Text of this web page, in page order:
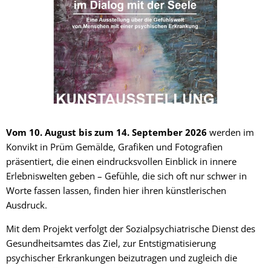
Vom 10. August bis zum 14. September 2026 werden im
Konvikt in Prüm Gemälde, Grafiken und Fotografien
präsentiert, die einen eindrucksvollen Einblick in innere
Erlebniswelten geben – Gefühle, die sich oft nur schwer in
Worte fassen lassen, finden hier ihren künstlerischen
Ausdruck.
Mit dem Projekt verfolgt der Sozialpsychiatrische Dienst des
Gesundheitsamtes das Ziel, zur Entstigmatisierung
psychischer Erkrankungen beizutragen und zugleich die